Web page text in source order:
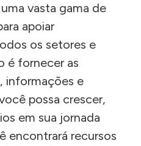
vasta gama de
apoiar
os setores e
é fornecer as
, informações e
possa crescer,
em sua jornada
encontrará recursos